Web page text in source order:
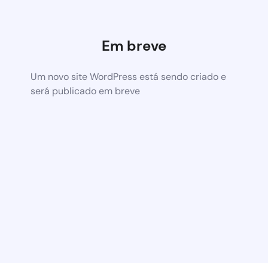
Em breve
Um novo site WordPress está sendo criado e
será publicado em breve